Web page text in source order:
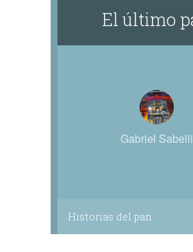
El último
Gabriel Sabelli
Historias del pan